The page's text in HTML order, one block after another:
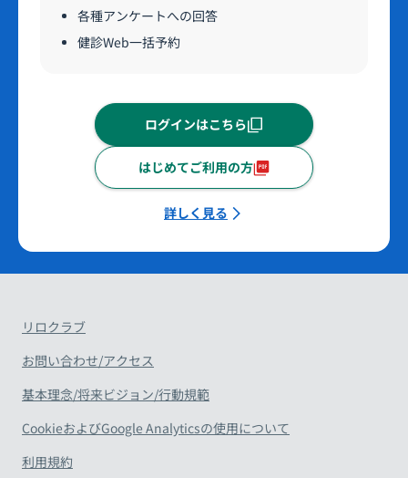
各種アンケートへの回答
健診Web一括予約
ログインはこちら
はじめてご利用の方
詳しく見る
リロクラブ
お問い合わせ/アクセス
基本理念/将来ビジョン/行動規範
CookieおよびGoogle Analyticsの使用について
利用規約